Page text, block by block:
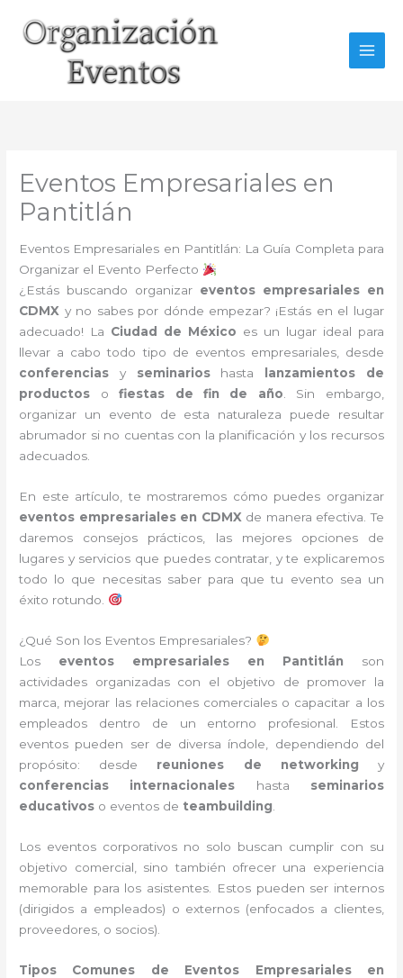
contenido
Eventos Empresariales en
Pantitlán
Eventos Empresariales en Pantitlán: La Guía Completa para
Organizar el Evento Perfecto
¿Estás buscando organizar eventos empresariales en
CDMX y no sabes por dónde empezar? ¡Estás en el lugar
adecuado! La Ciudad de México es un lugar ideal para
llevar a cabo todo tipo de eventos empresariales, desde
conferencias y seminarioshasta
lanzamientos de
productos ofiestas de fin de año. Sin embargo,
organizar un evento de esta naturaleza puede resultar
abrumador si no cuentas con la planificación y los recursos
adecuados.
En este artículo, te mostraremos cómo puedes organizar
eventos empresariales en CDMX de manera efectiva. Te
daremos consejos prácticos, las mejores opciones de
lugares y servicios que puedes contratar, y te explicaremos
todo lo que necesitas saber para que tu evento sea un
éxito rotundo.
¿Qué Son los Eventos Empresariales?
Los eventos empresariales en Pantitlán son
actividades organizadas con el objetivo de promover la
marca, mejorar las relaciones comerciales o capacitar a los
empleados dentro de un entorno profesional. Estos
eventos pueden ser de diversa índole, dependiendo del
propósito: desde reuniones de networking y
conferencias internacionales hasta seminarios
educativos o eventos de teambuilding
Los eventos corporativos no solo buscan cumplir con su
objetivo comercial, sino también ofrecer una experiencia
memorable para los asistentes. Estos pueden ser internos
(dirigidos a empleados) o externos (enfocados a clientes,
proveedores, o socios).
Tipos Comunes de Eventos Empresariales en